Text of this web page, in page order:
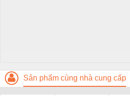
Sản phẩm cùng nhà cung cấp